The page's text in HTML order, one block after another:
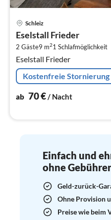
Schleiz
Eselstall Frieder
2 Gäste9 m21 Schlafmöglichkeit
Eselstall Frieder
Kostenfreie Stornierung
ab 70€/ Nacht
Einfach und
ohne
Geld-zurück-
Ohne Provision
Preise wie beim